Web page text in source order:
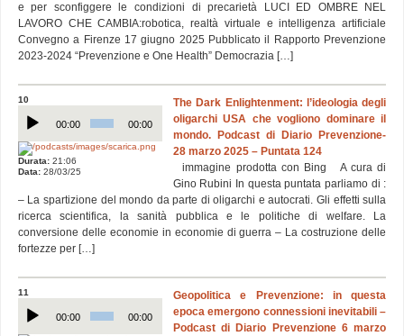
e per sconfiggere le condizioni di precarietà LUCI ED OMBRE NEL
LAVORO CHE CAMBIA:robotica, realtà virtuale e intelligenza artificiale
Convegno a Firenze 17 giugno 2025 Pubblicato il Rapporto Prevenzione
2023-2024 “Prevenzione e One Health” Democrazia […]
10
Player
00:00 00:00
Durata: 21:06
Data: 28/03/25
The Dark Enlightenment: l’ideologia degli
oligarchi USA che vogliono dominare il
mondo. Podcast di Diario Prevenzione-
28 marzo 2025 – Puntata 124
immagine prodotta con Bing A cura di
Gino Rubini In questa puntata parliamo di :
– La spartizione del mondo da parte di oligarchi e autocrati. Gli effetti sulla
ricerca scientifica, la sanità pubblica e le politiche di welfare. La
conversione delle economie in economie di guerra – La costruzione delle
fortezze per […]
11
Player
00:00 00:00
Geopolitica e Prevenzione: in questa
epoca emergono connessioni inevitabili –
Podcast di Diario Prevenzione 6 marzo